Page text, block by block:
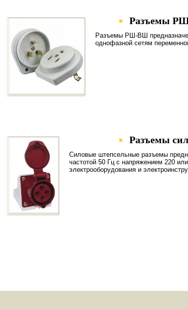
Разъемы
Разъемы РШ-ВШ
однофазной сетям
Разъемы
Силовые штепсельные разъемы
частотой 50 Гц с напряжением 220
электрооборудования и